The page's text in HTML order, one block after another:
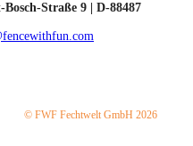
Straße 9 | D-88487
© FWF Fechtwelt GmbH 2026